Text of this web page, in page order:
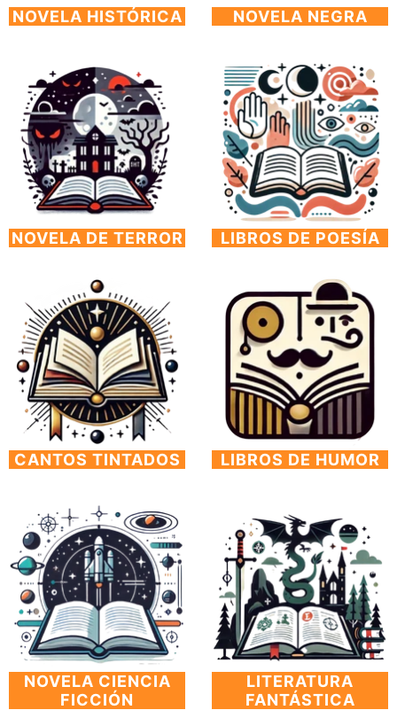
NOVELA HISTÓRICA NOVELA NEGRA
NOVELA DE TERROR LIBROS DE POESÍA
CANTOS TINTADOS LIBROS DE HUMOR
NOVELA CIENCIA
FICCIÓN
LITERATURA
FANTÁSTICA